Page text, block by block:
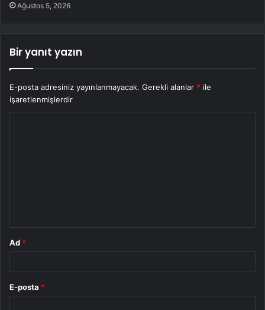
Ağustos 5, 2026
Bir yanıt yazın
E-posta adresiniz yayınlanmayacak. Gerekli alanlar * ile
işaretlenmişlerdir
Ad *
E-posta *